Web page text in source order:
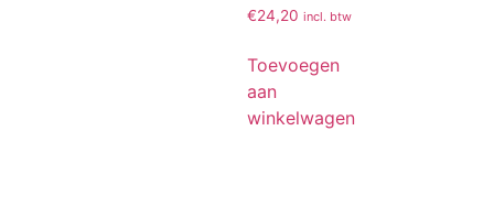
€24,20 incl. btw
Toevoegen
aan
winkelwagen